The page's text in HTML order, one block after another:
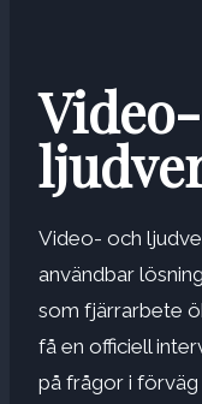
Video- och
användbar
som fjärrarbete
få en officiell
på frågor i